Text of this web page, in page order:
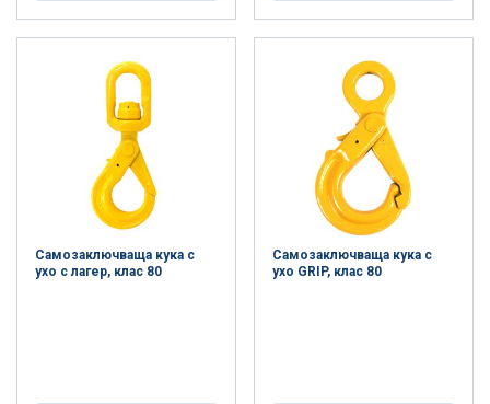
Самозаключваща кука с
ухо с лагер, клас 80
Самозаключваща кука с
ухо GRIP, клас 80